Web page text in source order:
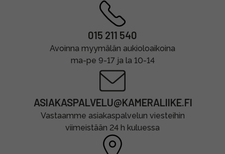
015 211 540
Avoinna myymälän aukioloaikoina
ma-pe 9-17 ja la 10-14
ASIAKASPALVELU@KAMERALIIKE.FI
Vastaamme asiakaspalvelun viesteihin
viimeistään 24 h kuluessa